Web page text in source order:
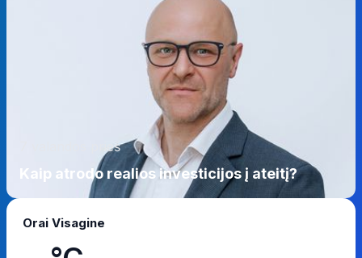
7 valandos prieš
Kaip atrodo realios investicijos į ateitį?
Orai Visagine